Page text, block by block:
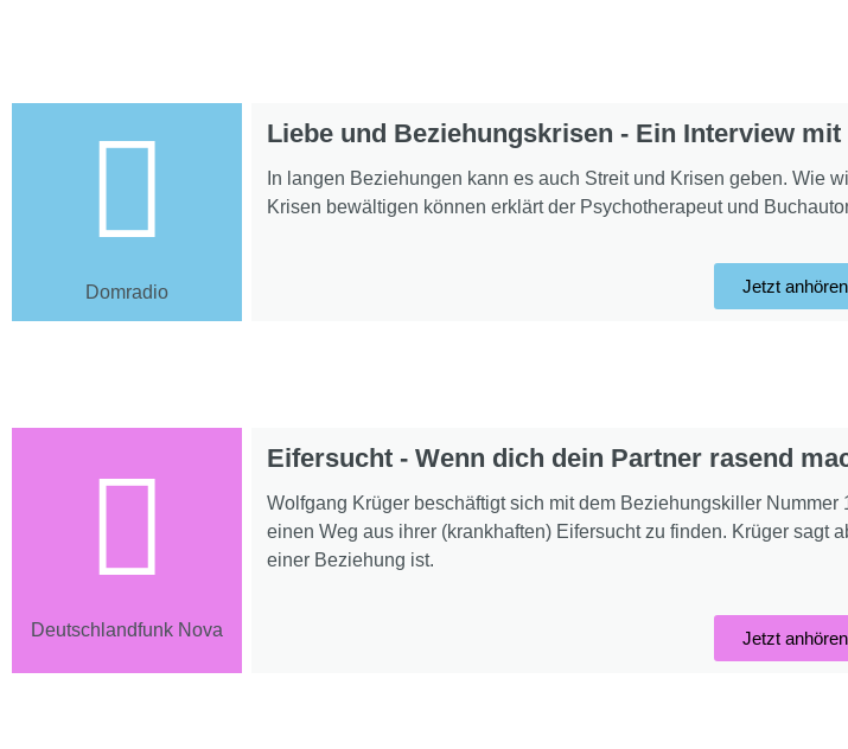
Domradio
Liebe und Beziehungskrisen - Ein Interview
In langen Beziehungen kann es auch Streit und Krisen geben. Wie
Krisen bewältigen können erklärt der Psychotherapeut und
Jetzt anhören
Deutschlandfunk Nova
Eifersucht - Wenn dich dein Partner rasend
Wolfgang Krüger beschäftigt sich mit dem Beziehungskiller
einen Weg aus ihrer (krankhaften) Eifersucht zu finden. Krüger sagt
einer Beziehung ist.
Jetzt anhören